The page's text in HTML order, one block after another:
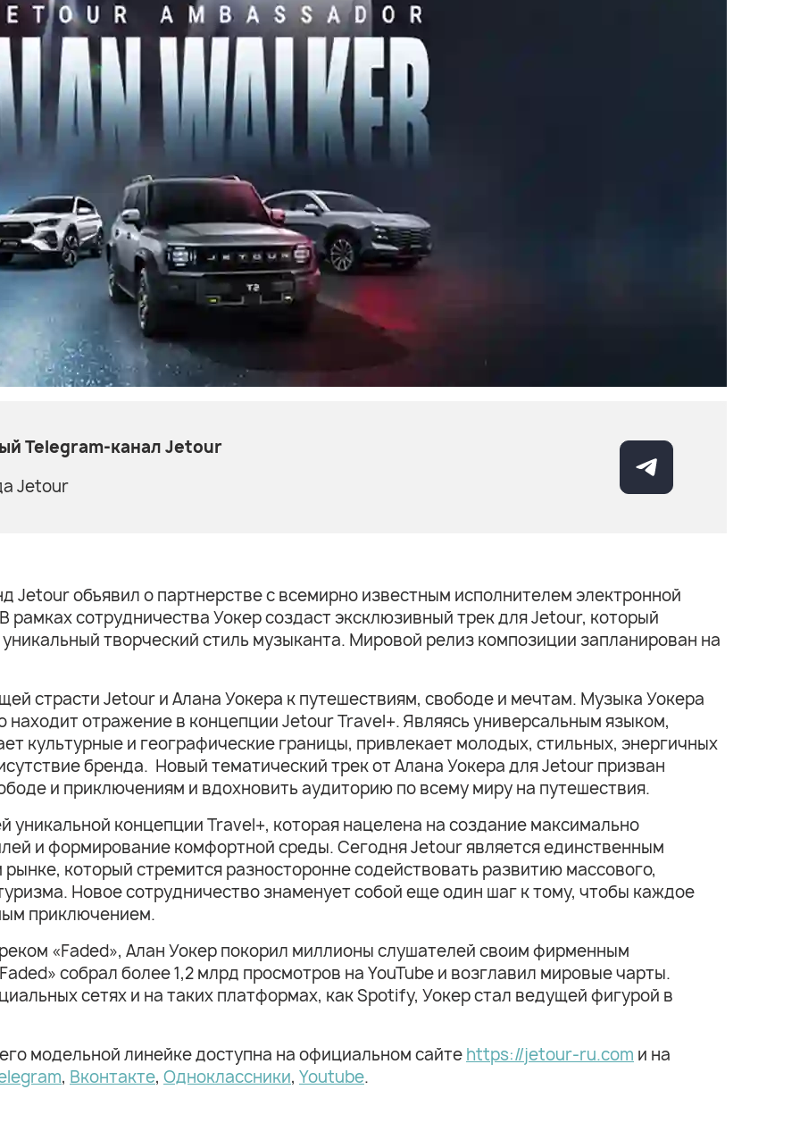
Telegram-канал Jetour
Jetour
Jetour объявил о партнерстве с всемирно известным исполнителем электронной
сотрудничества Уокер создаст эксклюзивный трек для Jetour, который
творческий стиль музыканта. Мировой релиз композиции запланирован на
страсти Jetour и Алана Уокера к путешествиям, свободе и мечтам. Музыка Уокера
находит отражение в концепции Jetour Travel+. Являясь универсальным языком,
культурные и географические границы, привлекает молодых, стильных, энергичных
бренда. Новый тематический трек от Алана Уокера для Jetour призван
и приключениям и вдохновить аудиторию по всему миру на путешествия.
концепции Travel+, которая нацелена на создание максимально
и формирование комфортной среды. Сегодня Jetour является единственным
который стремится разносторонне содействовать развитию массового,
Новое сотрудничество знаменует собой еще один шаг к тому, чтобы каждое
приключением.
«Faded», Алан Уокер покорил миллионы слушателей своим фирменным
собрал более 1,2 млрд просмотров на YouTube и возглавил мировые чарты.
сетях и на таких платформах, как Spotify, Уокер стал ведущей фигурой в
модельной линейке доступна на официальном сайте https://jetour-ru.com и на
, Вконтакте, Одноклассники, Youtube.